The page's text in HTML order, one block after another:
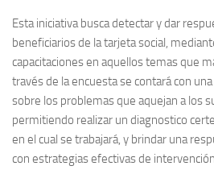
Esta iniciativa busca detectar y dar
beneficiarios de la tarjeta social,
capacitaciones en aquellos temas que
través de la encuesta se contará con
sobre los problemas que aquejan a los
permitiendo realizar un diagnostico
en el cual se trabajará, y brindar una
con estrategias efectivas de